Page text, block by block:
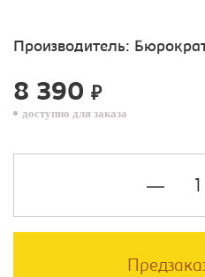
Производитель:
8 390 ₽
доступно для заказа